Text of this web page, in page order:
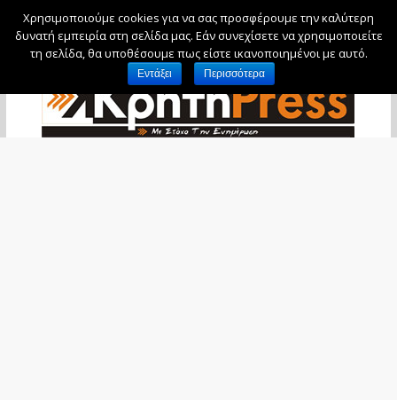
Σάββατο, 8 Αυγούστου, 2026
Χρησιμοποιούμε cookies για να σας προσφέρουμε την καλύτερη
δυνατή εμπειρία στη σελίδα μας. Εάν συνεχίσετε να χρησιμοποιείτε
τη σελίδα, θα υποθέσουμε πως είστε ικανοποιημένοι με αυτό.
Εντάξει Περισσότερα